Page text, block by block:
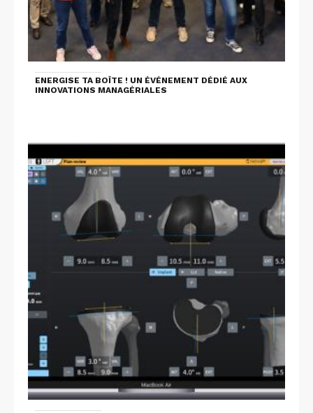
ENERGISE TA BOÎTE ! UN ÉVÉNEMENT DÉDIÉ AUX
INNOVATIONS MANAGÉRIALES